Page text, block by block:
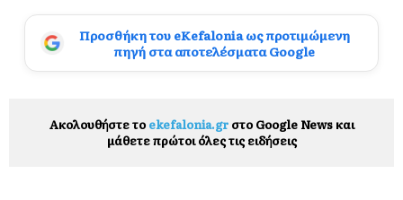
Προσθήκη του eKefalonia ως προτιμώμενη
πηγή στα αποτελέσματα Google
Ακολουθήστε το ekefalonia.grστο Google News και
μάθετε πρώτοι όλες τις ειδήσεις